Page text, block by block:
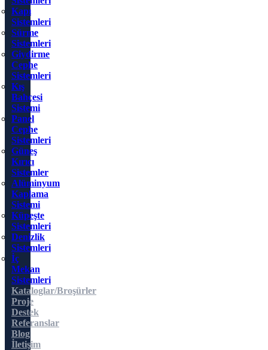
Kapı
Sistemleri
Sürme
Sistemleri
Giydirme
Cephe
Sistemleri
Kış
Bahçesi
Sistemi
Panel
Cephe
Sistemleri
Güneş
Kırıcı
Sistemler
Alüminyum
Kaplama
Sistemi
Küpeşte
Sistemleri
Denizlik
Sistemleri
İç
Mekan
Sistemleri
Kataloglar/Broşürler
Proje
Destek
Referanslar
Blog
İletişim